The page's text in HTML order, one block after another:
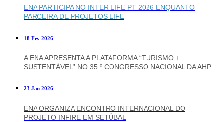
ENA PARTICIPA NO INTER LIFE PT 2026 ENQUANTO
PARCEIRA DE PROJETOS LIFE
18 Fev 2026
A ENA APRESENTA A PLATAFORMA “TURISMO +
SUSTENTÁVEL” NO 35.º CONGRESSO NACIONAL DA AHP
23 Jan 2026
ENA ORGANIZA ENCONTRO INTERNACIONAL DO
PROJETO INFIRE EM SETÚBAL